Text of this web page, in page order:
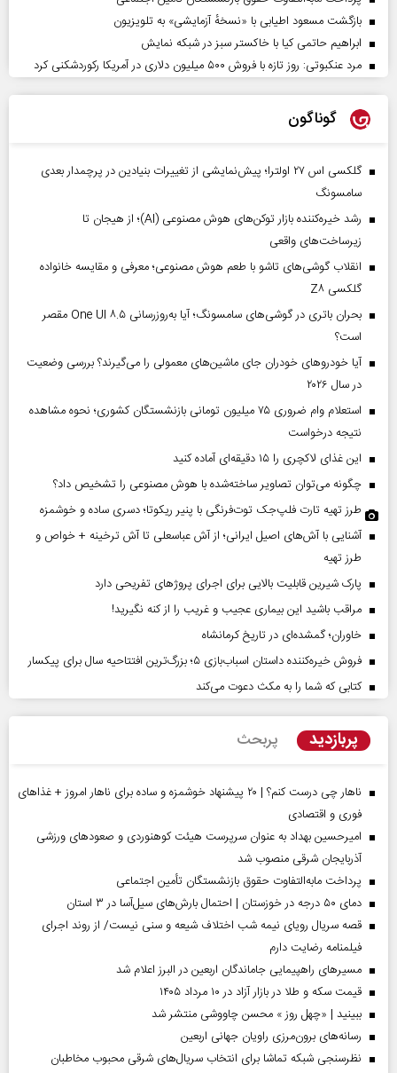
بازگشت مسعود اطیابی با «نسخهٔ آزمایشی» به تلویزیون
ابراهیم حاتمی کیا با خاکستر سبز در شبکه نمایش
مرد عنکبوتی: روز تازه با فروش ۵۰۰ میلیون دلاری در آمریکا رکوردشکنی کرد
گوناگون
گلکسی اس ۲۷ اولترا؛ پیش‌نمایشی از تغییرات بنیادین در پرچمدار بعدی
سامسونگ
رشد خیره‌کننده بازار توکن‌های هوش مصنوعی (AI)؛ از هیجان تا
زیرساخت‌های واقعی
انقلاب گوشی‌های تاشو‌ با طعم هوش مصنوعی؛ معرفی و مقایسه خانواده
گلکسی Z۸
بحران باتری در گوشی‌های سامسونگ؛ آیا به‌روزرسانی One UI ۸.۵ مقصر
است؟
آیا خودروهای خودران جای ماشین‌های معمولی را می‌گیرند؟ بررسی وضعیت
در سال ۲۰۲۶
استعلام وام ضروری ۷۵ میلیون تومانی بازنشستگان کشوری؛ نحوه مشاهده
نتیجه درخواست
این غذای لاکچری را ۱۵ دقیقه‌ای آماده کنید
چگونه می‌توان تصاویر ساخته‌شده با هوش مصنوعی را تشخیص داد؟
طرز تهیه تارت فلپ‌جک توت‌فرنگی با پنیر ریکوتا؛ دسری ساده و خوشمزه
آشنایی با آش‌های اصیل ایرانی؛ از آش عباسعلی تا آش ترخینه + خواص و
طرز تهیه
پارک شیرین قابلیت‌ بالایی برای اجرای پروژهای تفریحی دارد
مراقب باشید این بیماری عجیب و غریب را از کنه نگیرید!
خاوران؛ گمشده‌ای در تاریخ کرمانشاه
فروش خیره‌کننده داستان اسباب‌بازی ۵؛ بزرگ‌ترین افتتاحیه سال برای پیکسار
کتابی که شما را به مکث دعوت می‌کند
پربازدید پربحث
ناهار چی درست کنم؟ | ۲۰ پیشنهاد خوشمزه و ساده برای ناهار امروز + غذاهای
فوری و اقتصادی
امیرحسین بهداد به عنوان سرپرست هیئت کوهنوردی و صعودهای ورزشی
آذربایجان شرقی منصوب شد
پرداخت مابه‌التفاوت حقوق بازنشستگان تأمین اجتماعی
دمای ۵۰ درجه در خوزستان | احتمال بارش‌های سیل‌آسا در ۳ استان
قصه سریال رویای نیمه شب اختلاف شیعه و سنی نیست/ از روند اجرای
فیلمنامه رضایت دارم
مسیر‌های راهپیمایی جاماندگان اربعین در البرز اعلام شد
قیمت سکه و طلا در بازار آزاد در ۱۰ مرداد ۱۴۰۵
ببینید | «چهل روز » محسن چاووشی منتشر شد
رسانه‌های برون‌مرزی راویان جهانی اربعین
نظرسنجی شبکه تماشا برای انتخاب سریال‌های شرقی محبوب مخاطبان